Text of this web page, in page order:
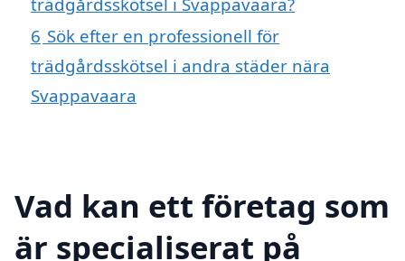
6 Sök efter en professionell för
trädgårdsskötsel i andra städer nära
Svappavaara
Vad kan ett företag som
är specialiserat på